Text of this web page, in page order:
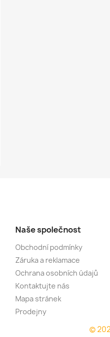
Naše společnost
Obchodní podmínky
Záruka a reklamace
Ochrana osobních údajů
Kontaktujte nás
Mapa stránek
Prodejny
©